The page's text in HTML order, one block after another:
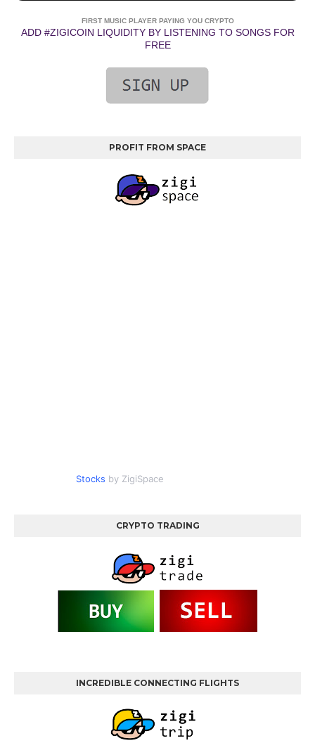
FIRST MUSIC PLAYER PAYING YOU CRYPTO
ADD #ZIGICOIN LIQUIDITY BY LISTENING TO SONGS FOR
FREE
PROFIT FROM SPACE
Stocks by ZigiSpace
CRYPTO TRADING
INCREDIBLE CONNECTING FLIGHTS